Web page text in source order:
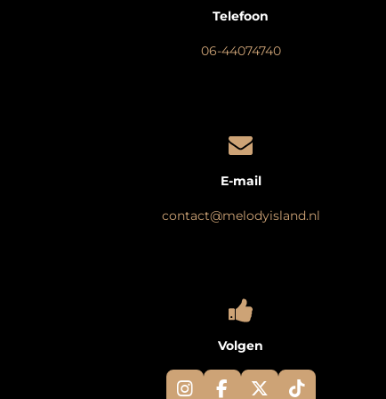
Telefoon
06-44074740
E-mail
contact@melodyisland.nl
Volgen
I F X T